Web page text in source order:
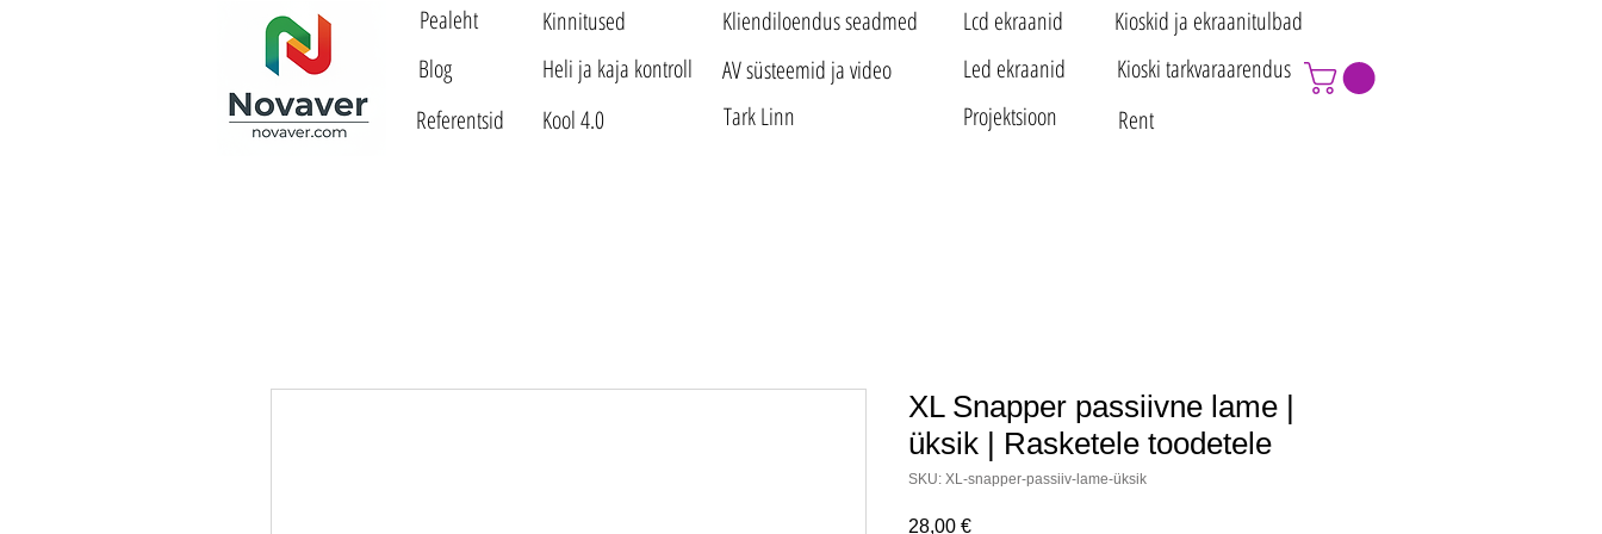
Pealeht
Blog
Referentsid
Heli ja kaja kontroll
Kinnitused
Kool 4.0
Kliendiloendus seadmed
AV süsteemid ja video
Tark Linn
Lcd ekraanid
Led ekraanid
Projektsioon
Kioskid ja ekraanitulbad
Kioski tarkvaraarendus
Rent
XL Snapper passiivne lame |
üksik | Rasketele toodetele
SKU: XL-snapper-passiiv-lame-üksik
28,00 €Price